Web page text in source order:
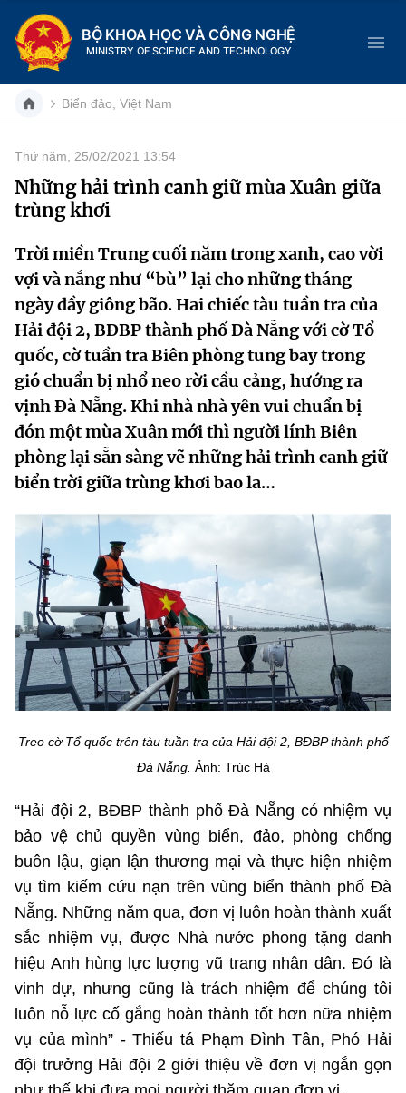
BỘ KHOA HỌC VÀ CÔNG NGHỆ
MINISTRY OF SCIENCE AND TECHNOLOGY
Danh mục
Trang chủ
Giới thiệu
Chức năng nhiệm vụ
Cơ cấu tổ chức
Lịch sử phát triển
Sở Khoa học và Công nghệ
Tin tức sự kiện
Khoa học và Công nghệ
Đổi mới sáng tạo
Chuyển đổi số
Bưu chính, Viễn thông
Sở hữu trí tuệ
Tiêu chuẩn, đo lường, chất lượng
Năng lượng nguyên tử
Tin tổng hợp
Tin địa phương
Dịch vụ công
Hệ thống văn bản
Văn bản QPPL
Văn bản chỉ đạo điều hành
Lấy ý kiến người dân về dự thảo VBQPPL
MST IOFFICE
THỐNG KÊ
Khoa học và Công nghệ
Đổi mới sáng tạo
Chuyển đổi số
Bưu chính, Viễn thông
Sở hữu trí tuệ
Tiêu chuẩn, đo lường, chất lượng
Năng lượng nguyên tử
THƯ ĐIỆN TỬ
Khác
Videos
Infographic
Ảnh
Voice
Chọn ngôn ngữ
Vietnamese English
BỘ KHOA HỌC VÀ CÔNG NGHỆ
MINISTRY OF SCIENCE AND TECHNOLOGY
Điều khoản sử dụng Theo dõi MST:
Cơ quan chủ quản: Bộ Khoa học và Công nghệ (MST)
Chịu trách nhiệm nội dung: Nguyễn Thị Hải Hằng
Biển đảo, Việt Nam
Thứ năm, 25/02/2021 13:54
Những hải trình canh giữ mùa Xuân giữa
trùng khơi
Trời miền Trung cuối năm trong xanh, cao vời
vợi và nắng như “bù” lại cho những tháng
ngày đầy giông bão. Hai chiếc tàu tuần tra của
Hải đội 2, BĐBP thành phố Đà Nẵng với cờ Tổ
quốc, cờ tuần tra Biên phòng tung bay trong
gió chuẩn bị nhổ neo rời cầu cảng, hướng ra
vịnh Đà Nẵng. Khi nhà nhà yên vui chuẩn bị
đón một mùa Xuân mới thì người lính Biên
phòng lại sẵn sàng vẽ những hải trình canh giữ
biển trời giữa trùng khơi bao la…
Treo cờ Tổ quốc trên tàu tuần tra của Hải đội 2, BĐBP thành phố
Đà Nẵng. Ảnh: Trúc Hà
“Hải đội 2, BĐBP thành phố Đà Nẵng có nhiệm vụ
bảo vệ chủ quyền vùng biển, đảo, phòng chống
buôn lậu, giạn lận thương mại và thực hiện nhiệm
vụ tìm kiếm cứu nạn trên vùng biển thành phố Đà
Nẵng. Những năm qua, đơn vị luôn hoàn thành xuất
sắc nhiệm vụ, được Nhà nước phong tặng danh
hiệu Anh hùng lực lượng vũ trang nhân dân. Đó là
vinh dự, nhưng cũng là trách nhiệm để chúng tôi
luôn nỗ lực cố gắng hoàn thành tốt hơn nữa nhiệm
vụ của mình” - Thiếu tá Phạm Đình Tân, Phó Hải
đội trưởng Hải đội 2 giới thiệu về đơn vị ngắn gọn